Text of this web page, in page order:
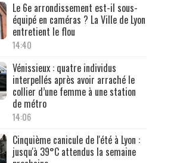
Le 6e arrondissement est-il sous-
équipé en caméras ? La Ville de Lyon
entretient le flou
14:40
Vénissieux : quatre individus
interpellés après avoir arraché le
collier d’une femme à une station
de métro
14:06
Cinquième canicule de l'été à Lyon :
jusqu'à 39°C attendus la semaine